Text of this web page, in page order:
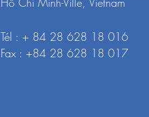
Tél : + 84 28 628 18 016
Fax : +84 28 628 18 017